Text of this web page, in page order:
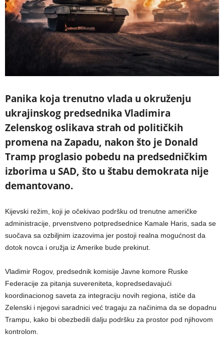
Panika koja trenutno vlada u okruženju
ukrajinskog predsednika Vladimira
Zelenskog oslikava strah od političkih
promena na Zapadu, nakon što je Donald
Tramp proglasio pobedu na predsedničkim
izborima u SAD, što u štabu demokrata nije
demantovano.
Kijevski režim, koji je očekivao podršku od trenutne američke
administracije, prvenstveno potpredsednice Kamale Haris, sada se
suočava sa ozbiljnim izazovima jer postoji realna mogućnost da
dotok novca i oružja iz Amerike bude prekinut.
Vladimir Rogov, predsednik komisije Javne komore Ruske
Federacije za pitanja suvereniteta, kopredsedavajući
koordinacionog saveta za integraciju novih regiona, ističe da
Zelenski i njegovi saradnici već tragaju za načinima da se dopadnu
Trampu, kako bi obezbedili dalju podršku za prostor pod njihovom
kontrolom.